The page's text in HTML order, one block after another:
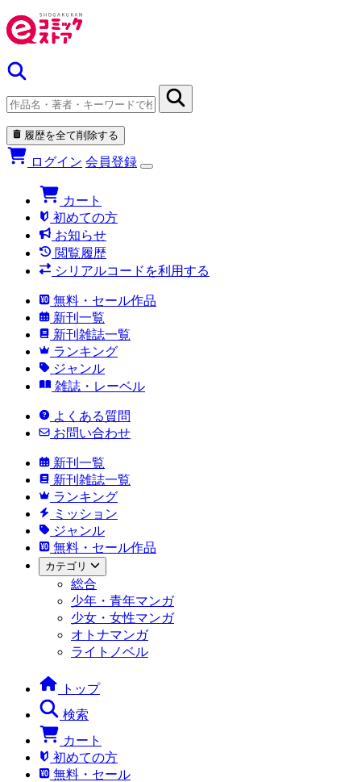
履歴を全て削除する
ログイン 会員登録
カート
初めての方
お知らせ
閲覧履歴
シリアルコードを利用する
無料・セール作品
新刊一覧
新刊雑誌一覧
ランキング
ジャンル
雑誌・レーベル
よくある質問
お問い合わせ
新刊一覧
新刊雑誌一覧
ランキング
ミッション
ジャンル
無料・セール作品
カテゴリ
総合
少年・青年マンガ
少女・女性マンガ
オトナマンガ
ライトノベル
トップ
検索
カート
初めての方
無料・セール